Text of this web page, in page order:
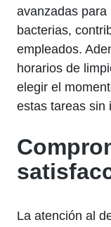
avanzadas
bacterias,
empleados.
horarios de
elegir el
estas tareas sin
La atención al